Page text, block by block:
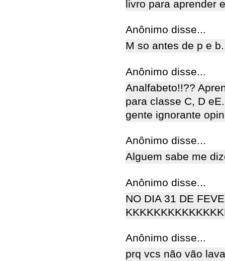
livro para aprender
Anônimo disse...
M so antes de p e
Anônimo disse...
Analfabeto!!??
para classe C, D
gente ignorante
Anônimo disse...
Alguem sabe me
Anônimo disse...
NO DIA 31 DE
Anônimo disse...
prq vcs não vão